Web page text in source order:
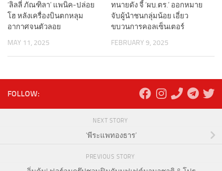
‘ลิลลี่ ภัณฑิลา’ แพนิค-ปล่อย
โฮ หลังเครื่องบินตกหลุม
อากาศจนตัวลอย
MAY 11, 2025
ทนายดัง จี้ ‘ผบ.ตร.’ ออกหมาย
จับผู้นำชนกลุ่มน้อย เอี่ยว
ขบวนการคอลเซ็นเตอร์
FEBRUARY 9, 2025
FOLLOW:
NEXT STORY
‘พีระแพทองธาร’
PREVIOUS STORY